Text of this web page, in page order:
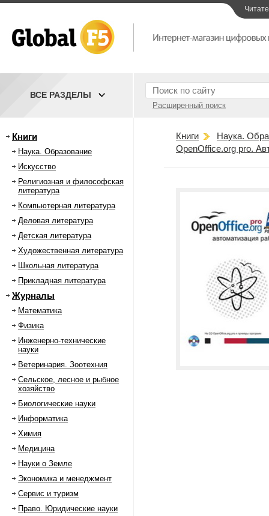
Расширенный поиск
ВСЕ РАЗДЕЛЫ
Книги
Наука. Образование
Искусство
Религиозная и философская
литература
Компьютерная литература
Деловая литература
Детская литература
Художественная литература
Школьная литература
Прикладная литература
Журналы
Математика
Физика
Инженерно-технические
науки
Ветеринария. Зоотехния
Сельское, лесное и рыбное
хозяйство
Биологические науки
Информатика
Химия
Медицина
Науки о Земле
Экономика и менеджмент
Сервис и туризм
Право. Юридические науки
Книги
Наука.
OpenOffice.org pro.